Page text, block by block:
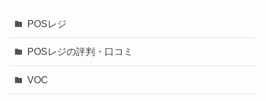
POSレジ
POSレジの評判・口コミ
VOC